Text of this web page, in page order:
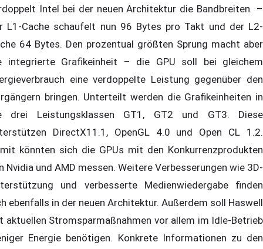
Intel bei der neuen Architektur die Bandbreiten –
L1-Cache schaufelt nun 96 Bytes pro Takt und der L2-
64 Bytes. Den prozentual größten Sprung macht aber
integrierte Grafikeinheit – die GPU soll bei gleichem
eine verdoppelte Leistung gegenüber den
bringen. Unterteilt werden die Grafikeinheiten in
drei Leistungsklassen GT1, GT2 und GT3. Diese
DirectX11.1, OpenGL 4.0 und Open CL 1.2.
könnten sich die GPUs mit den Konkurrenzprodukten
Nvidia und AMD messen. Weitere Verbesserungen wie 3D-
und verbesserte Medienwiedergabe finden
ebenfalls in der neuen Architektur. Außerdem soll Haswell
aktuellen Stromsparmaßnahmen vor allem im Idle-Betrieb
Energie benötigen. Konkrete Informationen zu den